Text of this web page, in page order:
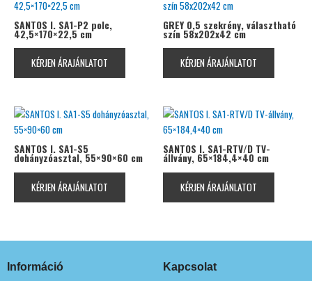
SANTOS I. SA1-P2 polc,
42,5×170×22,5 cm
KÉRJEN ÁRAJÁNLATOT
GREY 0,5 szekrény, választható
szín 58x202x42 cm
KÉRJEN ÁRAJÁNLATOT
SANTOS I. SA1-S5
dohányzóasztal, 55×90×60 cm
KÉRJEN ÁRAJÁNLATOT
SANTOS I. SA1-RTV/D TV-
állvány, 65×184,4×40 cm
KÉRJEN ÁRAJÁNLATOT
Információ Kapcsolat